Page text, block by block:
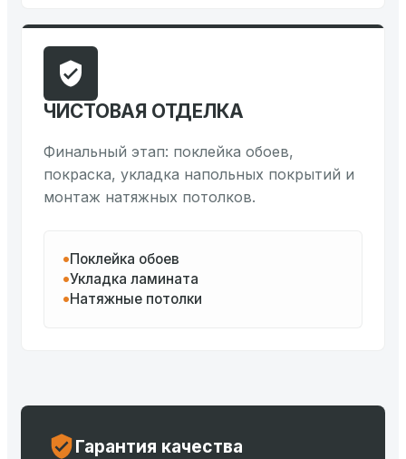
ЧИСТОВАЯ ОТДЕЛКА
Финальный этап: поклейка обоев,
покраска, укладка напольных покрытий и
монтаж натяжных потолков.
Поклейка обоев
Укладка ламината
Натяжные потолки
Гарантия качества